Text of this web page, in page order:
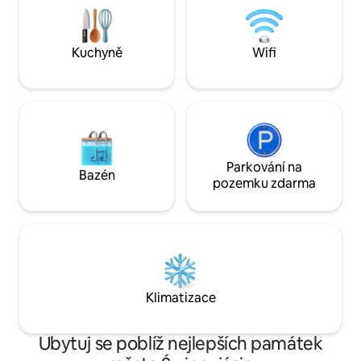
sloganu
dívají do očí .
Kuchyně Wifi
Bazén
Parkování na
pozemku zdarma
Klimatizace
Ubytuj se poblíž nejlepších památek